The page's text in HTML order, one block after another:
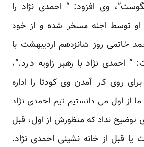
وی افزود: “ احمدی نژاد را
او توسط اجنه مسخر شده و از خود
خاتمی روز شانزدهم اردیبهشت با
نژاد با رهبر زاویه دارد.“،
روی کار آمدن وی کودتا را اداره
از اول می دانستیم تیم احمدی نژاد
نداد که منظورش از اول، قبل
88 است یا قبل از خانه نشینی احمدی نژاد.